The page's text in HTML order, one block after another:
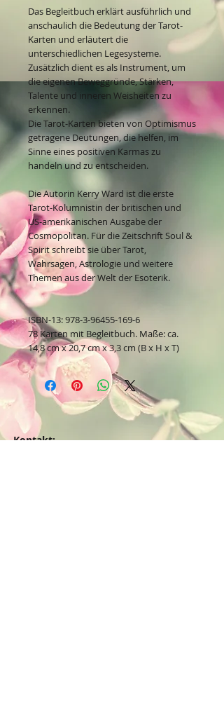
Das Begleitbuch erklärt ausführlich und
anschaulich die Bedeutung der Tarot-
Karten und erläutert die
unterschiedlichen Legesysteme.
Zusätzlich dient es als Instrument, um
die eigenen Beweggründe, Stärken,
Talente und inneren Weisheiten zu
erkennen.
Die Tarot-Karten bieten von Optimismus
getragene Deutungen, die helfen, im
Sinne eines positiven Karmas zu
handeln und zu entscheiden.
Die Autorin Kerry Ward ist die erste
Tarot-Kolumnistin der britischen und
US-amerikanischen Ausgabe der
Cosmopolitan. Für die Zeitschrift Soul &
Spirit schreibt sie über Tarot,
Wahrsagen, Astrologie und weitere
Themen aus der Welt der Esoterik.
ISBN-13: 978-3-96455-169-6
78 Karten mit Begleitbuch. Maße: ca.
14,8 cm x 20,7 cm x 3,3 cm (B x H x T)
Kontakt: